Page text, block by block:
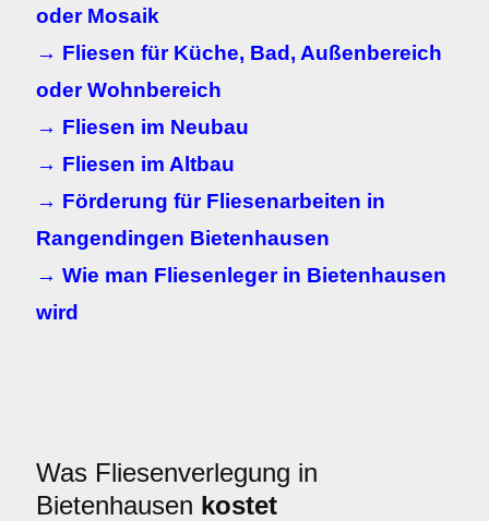
oder Mosaik
→ Fliesen für Küche, Bad, Außenbereich
oder Wohnbereich
→ Fliesen im Neubau
→ Fliesen im Altbau
→ Förderung für Fliesenarbeiten in
Rangendingen Bietenhausen
→ Wie man Fliesenleger in Bietenhausen
wird
Was Fliesenverlegung in
Bietenhausen kostet